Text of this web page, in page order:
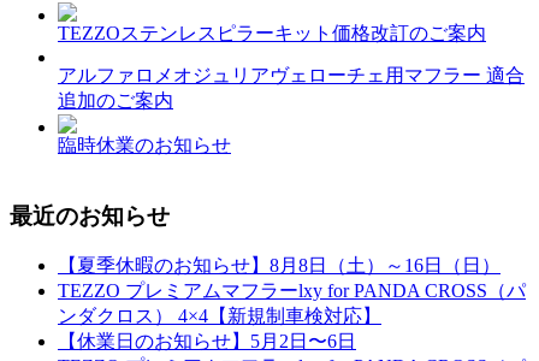
TEZZOステンレスピラーキット価格改訂のご案内
アルファロメオジュリアヴェローチェ用マフラー 適合
追加のご案内
臨時休業のお知らせ
最近のお知らせ
【夏季休暇のお知らせ】8月8日（土）～16日（日）
TEZZO プレミアムマフラーlxy for PANDA CROSS（パ
ンダクロス） 4×4【新規制車検対応】
【休業日のお知らせ】5月2日〜6日